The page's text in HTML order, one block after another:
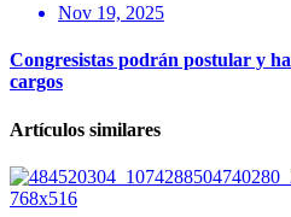
Nov 19, 2025
Congresistas podrán postular y
cargos
Artículos similares